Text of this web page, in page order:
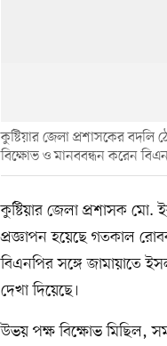
কুষ্টিয়ার জেলা প্রশাসকের বদলি
বিক্ষোভ ও মানববন্ধন করেন
কুষ্টিয়ার জেলা প্রশাসক মো.
প্রজ্ঞাপন হয়েছে গতকাল
বিএনপির সঙ্গে জামায়াতে
দেখা দিয়েছে।
উভয় পক্ষ বিক্ষোভ মিছিল,